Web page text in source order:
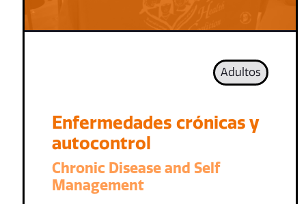
Adultos
Enfermedades crónicas y
autocontrol
Chronic Disease and Self
Management